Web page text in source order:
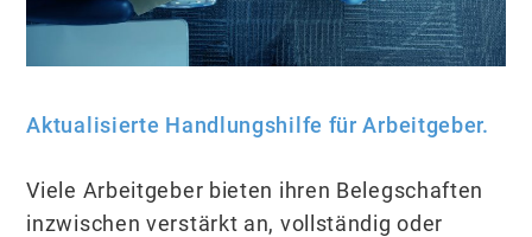
Aktualisierte Handlungshilfe für Arbeitgeber.
Viele Arbeitgeber bieten ihren Belegschaften
inzwischen verstärkt an, vollständig oder